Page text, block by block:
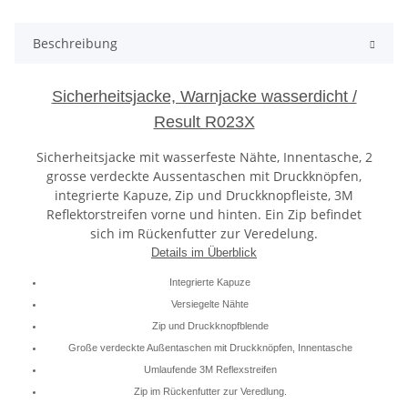
Beschreibung
Sicherheitsjacke, Warnjacke wasserdicht /
Result R023X
Sicherheitsjacke mit wasserfeste Nähte, Innentasche, 2
grosse verdeckte Aussentaschen mit Druckknöpfen,
integrierte Kapuze, Zip und Druckknopfleiste, 3M
Reflektorstreifen vorne und hinten. Ein Zip befindet
sich im Rückenfutter zur Veredelung.
Details im Überblick
Integrierte Kapuze
Versiegelte Nähte
Zip und Druckknopfblende
Große verdeckte Außentaschen mit Druckknöpfen, Innentasche
Umlaufende 3M Reflexstreifen
Zip im Rückenfutter zur Veredlung.